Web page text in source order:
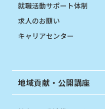
就職活動サポート体制
求人のお願い
キャリアセンター
地域貢献・公開講座